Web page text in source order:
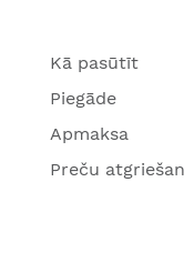
Kā pasūtīt
Piegāde
Apmaksa
Preču